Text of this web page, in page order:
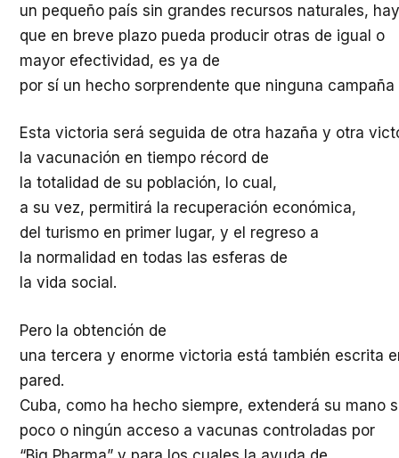
un pequeño país sin grandes recursos naturales,
que en breve plazo pueda producir otras de igual o
mayor efectividad, es ya de
por sí un hecho sorprendente que ninguna
Esta victoria será seguida de otra hazaña y otra
la vacunación en tiempo récord de
la totalidad de su población, lo cual,
a su vez, permitirá la recuperación económica,
del turismo en primer lugar, y el regreso a
la normalidad en todas las esferas de
la vida social.
Pero la obtención de
una tercera y enorme victoria está también escrita
pared.
Cuba, como ha hecho siempre, extenderá su mano
poco o ningún acceso a vacunas controladas por